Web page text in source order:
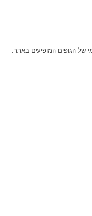
של הגופים המופיעים באתר.